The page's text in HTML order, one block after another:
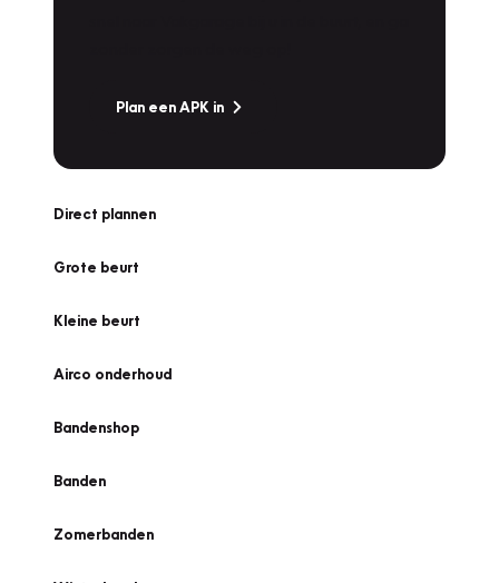
Plan een APK in
Direct plannen
Grote beurt
Kleine beurt
Airco onderhoud
Bandenshop
Banden
Zomerbanden